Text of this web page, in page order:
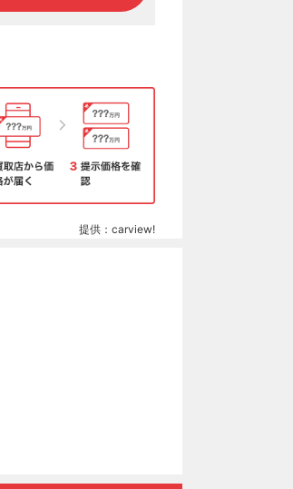
提供：carview!